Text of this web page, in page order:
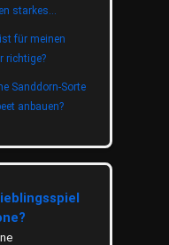
starkes
für meinen
richtige?
Sanddorn-Sorte
anbauen?